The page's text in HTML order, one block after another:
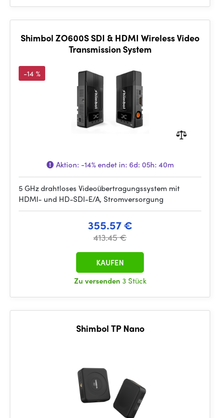
Shimbol ZO600S SDI & HDMI Wireless Video
Transmission System
-14 %
Aktion: -14%endet in: 6d: 05h: 40m
5 GHz drahtloses Videoübertragungssystem mit
HDMI- und HD-SDI-E/A, Stromversorgung
355.57 €
413.45 €
Zu versenden 3 Stück
KAUFEN
Shimbol TP Nano